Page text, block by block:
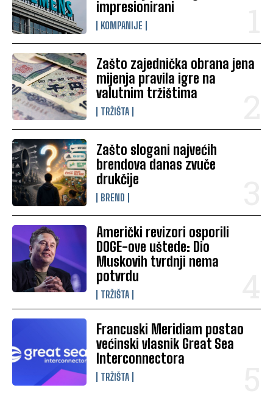
impresionirani
KOMPANIJE
Zašto zajednička obrana jena
mijenja pravila igre na
valutnim tržištima
TRŽIŠTA
Zašto slogani najvećih
brendova danas zvuče
drukčije
BREND
Američki revizori osporili
DOGE-ove uštede: Dio
Muskovih tvrdnji nema
potvrdu
TRŽIŠTA
Francuski Meridiam postao
većinski vlasnik Great Sea
Interconnectora
TRŽIŠTA